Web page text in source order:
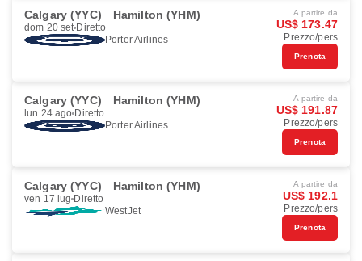
Calgary (YYC) Hamilton (YHM)
dom 20 set Diretto
Porter Airlines
A partire da
US$ 173.47
Prezzo/pers
Prenota
Calgary (YYC) Hamilton (YHM)
lun 24 ago Diretto
Porter Airlines
A partire da
US$ 191.87
Prezzo/pers
Prenota
Calgary (YYC) Hamilton (YHM)
ven 17 lug Diretto
WestJet
A partire da
US$ 192.1
Prezzo/pers
Prenota